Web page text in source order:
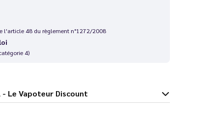
l'article 48 du règlement n°1272/2008
4)
ml - Le Vapoteur Discount